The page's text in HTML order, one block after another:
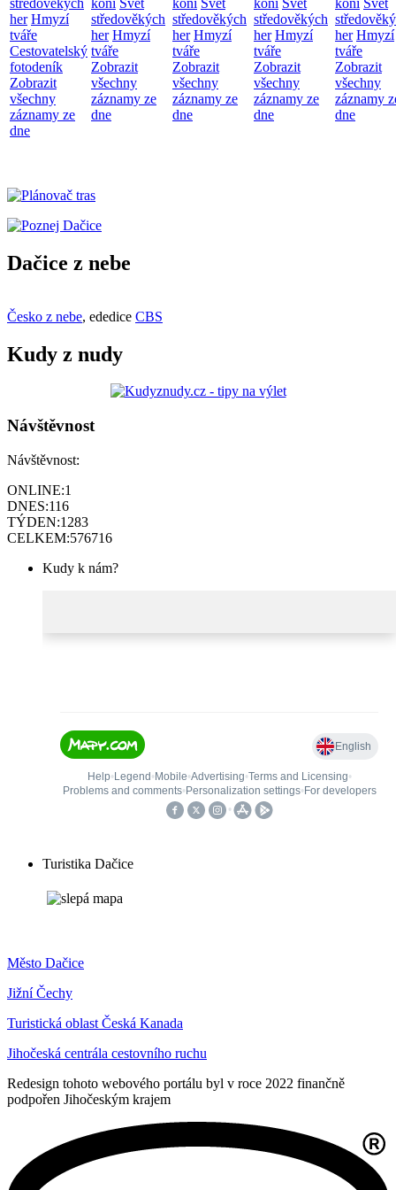
her Hmyzí
tváře
Cestovatelský
fotodeník
Zobrazit
všechny
záznamy ze
dne
středověkých
her Hmyzí
tváře
Zobrazit
všechny
záznamy ze
dne
středověkých
her Hmyzí
tváře
Zobrazit
všechny
záznamy ze
dne
středověkých
her Hmyzí
tváře
Zobrazit
všechny
záznamy ze
dne
her Hmyzí
tváře
Zobrazit
všechny
záznamy
dne
Dačice z nebe
Česko z nebe, ededice CBS
Kudy z nudy
Návštěvnost
Návštěvnost:
ONLINE:1
DNES:116
TÝDEN:1283
CELKEM:576716
Kudy k nám?
Turistika Dačice
Město Dačice
Jižní Čechy
Turistická oblast Česká Kanada
Jihočeská centrála cestovního ruchu
Redesign tohoto webového portálu byl v roce 2022 finančně
podpořen Jihočeským krajem